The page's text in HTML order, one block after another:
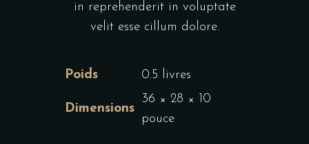
in reprehenderit in voluptate
velit esse cillum dolore.
Poids 0.5 livres
Dimensions
36 × 28 × 10
pouce